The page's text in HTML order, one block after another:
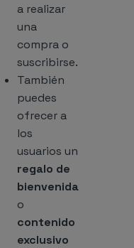
a realizar
una
compra o
suscribirse.
También
puedes
ofrecer a
los
usuarios un
regalo de
bienvenida
o
contenido
exclusivo